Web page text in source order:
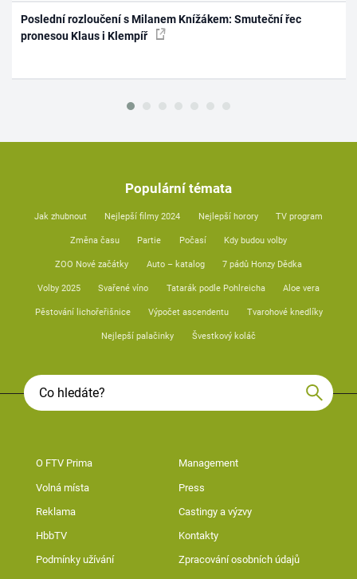
Poslední rozloučení s Milanem Knížákem: Smuteční řec
pronesou Klaus i Klempíř
Populární témata
Jak zhubnout Nejlepší filmy 2024 Nejlepší horory TV program
Změna času Partie Počasí Kdy budou volby
ZOO Nové začátky Auto – katalog 7 pádů Honzy Dědka
Volby 2025 Svařené víno Tatarák podle Pohlreicha Aloe vera
Pěstování lichořeřišnice Výpočet ascendentu Tvarohové knedlíky
Nejlepší palačinky Švestkový koláč
O FTV Prima Management
Volná místa Press
Reklama Castingy a výzvy
HbbTV Kontakty
Podmínky užívání Zpracování osobních údajů